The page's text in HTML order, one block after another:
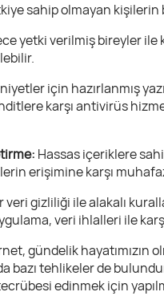
sahip olmayan
yetki verilmiş bireyler ile
için hazırlanmış
karşı antivirüs
Hassas içeriklere
erişimine karşı
veri gizliliği ile alakalı
veri ihlalleri ile
gündelik
tehlikeler de
edinmek için